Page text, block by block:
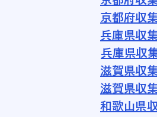
京都府収
兵庫県収
兵庫県収
滋賀県収
滋賀県収
和歌山県